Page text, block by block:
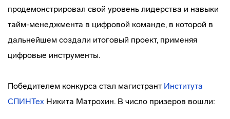
продемонстрировал свой уровень лидерства и навыки
тайм-менеджмента в цифровой команде, в которой в
дальнейшем создали итоговый проект, применяя
цифровые инструменты.
Победителем конкурса стал магистрант Института
СПИНТех Никита Матрохин. В число призеров вошли: